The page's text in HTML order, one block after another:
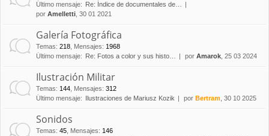
Último mensaje:
Re: Índice de documentales de…
por Amelletti , 30 01 2021
Galería Fotográfica
Temas: 218 Mensajes: 1968
Último mensaje:
Re: Fotos a color y sus histo… por Amarok , 25 03 2024
Ilustración Militar
Temas: 144 Mensajes: 312
Último mensaje:
Ilustraciones de Mariusz Kozik por Bertram , 30 10 2025
Sonidos
Temas: 45 Mensajes: 146